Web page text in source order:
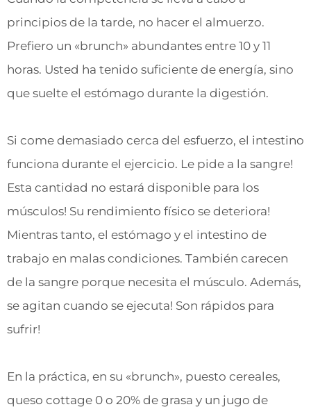
principios de la tarde, no hacer el almuerzo.
Prefiero un «brunch» abundantes entre 10 y 11
horas. Usted ha tenido suficiente de energía, sino
que suelte el estómago durante la digestión.
Si come demasiado cerca del esfuerzo, el intestino
funciona durante el ejercicio. Le pide a la sangre!
Esta cantidad no estará disponible para los
músculos! Su rendimiento físico se deteriora!
Mientras tanto, el estómago y el intestino de
trabajo en malas condiciones. También carecen
de la sangre porque necesita el músculo. Además,
se agitan cuando se ejecuta! Son rápidos para
sufrir!
En la práctica, en su «brunch», puesto cereales,
queso cottage 0 o 20% de grasa y un jugo de